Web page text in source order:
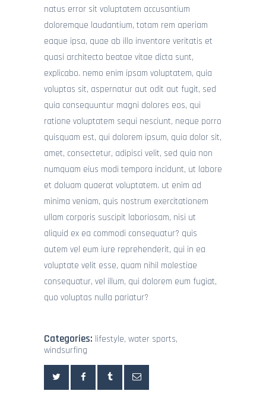
natus error sit voluptatem accusantium
doloremque laudantium, totam rem aperiam
eaque ipsa, quae ab illo inventore veritatis et
quasi architecto beatae vitae dicta sunt,
explicabo. nemo enim ipsam voluptatem, quia
voluptas sit, aspernatur aut odit aut fugit, sed
quia consequuntur magni dolores eos, qui
ratione voluptatem sequi nesciunt, neque porro
quisquam est, qui dolorem ipsum, quia dolor sit,
amet, consectetur, adipisci velit, sed quia non
numquam eius modi tempora incidunt, ut labore
et doluam quaerat voluptatem. ut enim ad
minima veniam, quis nostrum exercitationem
ullam corporis suscipit laboriosam, nisi ut
aliquid ex ea commodi consequatur? quis
autem vel eum iure reprehenderit, qui in ea
voluptate velit esse, quam nihil molestiae
consequatur, vel illum, qui dolorem eum fugiat,
quo voluptas nulla pariatur?
Categories: lifestyle, water sports,
windsurfing